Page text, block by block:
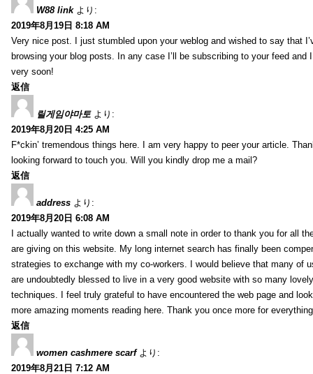
W88 link より:
2019年8月19日 8:18 AM
Very nice post. I just stumbled upon your weblog and wished to say that
browsing your blog posts. In any case I’ll be subscribing to your feed and
very soon!
返信
릴게임야마토 より:
2019年8月20日 4:25 AM
F*ckin’ tremendous things here. I am very happy to peer your article.
looking forward to touch you. Will you kindly drop me a mail?
返信
address より:
2019年8月20日 6:08 AM
I actually wanted to write down a small note in order to thank you for all
are giving on this website. My long internet search has finally been
strategies to exchange with my co-workers. I would believe that many of
are undoubtedly blessed to live in a very good website with so many
techniques. I feel truly grateful to have encountered the web page and
more amazing moments reading here. Thank you once more for
返信
women cashmere scarf より:
2019年8月21日 7:12 AM